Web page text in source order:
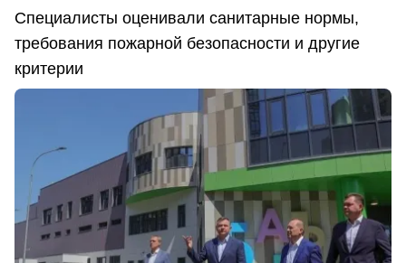
Специалисты оценивали санитарные нормы,
требования пожарной безопасности и другие
критерии